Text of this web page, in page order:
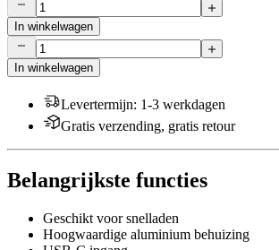
In winkelwagen
In winkelwagen
Levertermijn: 1-3 werkdagen
Gratis verzending, gratis retour
Belangrijkste functies
Geschikt voor snelladen
Hoogwaardige aluminium behuizing